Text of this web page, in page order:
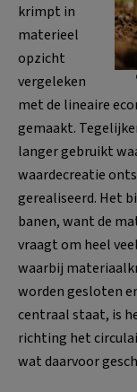
krimpt in
materieel
opzicht
vergeleken
met de lineaire
gemaakt.
langer gebruikt
waardecreatie
gerealiseerd. Het
banen, want de
vraagt om heel
waarbij
worden gesloten
centraal staat, is
richting het
wat daarvoor